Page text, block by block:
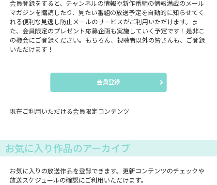
会員登録をすると、チャンネルの情報や新作番組の情報満載のメール
マガジンを購読したり、見たい番組の放送予定を自動的に知らせてく
れる便利な見逃し防止メールのサービスがご利用いただけます。ま
た、会員限定のプレゼント応募企画も実施していく予定です！是非こ
の機会にご登録ください。もちろん、視聴者以外の皆さんも、ご登録
いただけます！
会員登録
現在ご利用いただける会員限定コンテンツ
お気に入り作品のアーカイブ
お気に入りの放送作品を登録できます。更新コンテンツのチェックや
放送スケジュールの確認にご利用いただけます。